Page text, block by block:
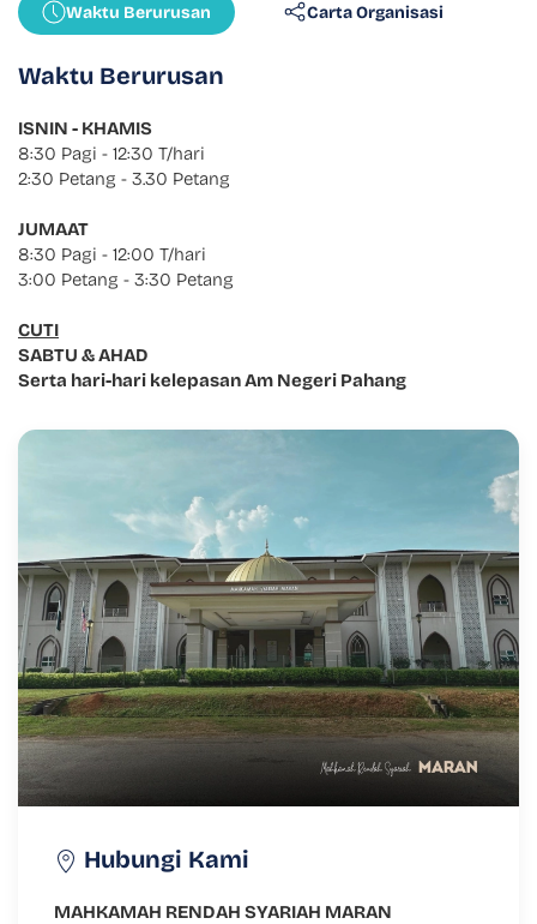
Waktu Berurusan Carta Organisasi
Waktu Berurusan
ISNIN - KHAMIS
8:30 Pagi - 12:30 T/hari
2:30 Petang - 3.30 Petang
JUMAAT
8:30 Pagi - 12:00 T/hari
3:00 Petang - 3:30 Petang
CUTI
SABTU & AHAD
Serta hari-hari kelepasan Am Negeri Pahang
Hubungi Kami
MAHKAMAH RENDAH SYARIAH MARAN